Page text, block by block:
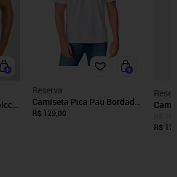
Reserva
Camiseta Pica Pau Bordado
Céu Reserva
R$ 129,00
Cinza
R$